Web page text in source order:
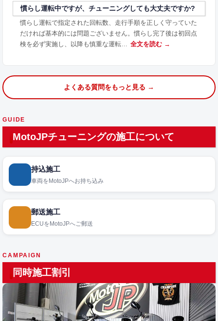
慣らし運転中ですが、チューニングしても大丈夫ですか?
慣らし運転で指定された回転数、走行手順を正しく守っていた
だければ基本的には問題ございません。慣らし完了後は初回点
検を必ず実施し、以降も慎重な運転… 全文を読む →
よくある質問をもっと見る →
GUIDE
MotoJPチューニングの施工について
持込施工
車両をMotoJPへお持ち込み
郵送施工
ECUをMotoJPへご郵送
CAMPAIGN
同時施工割引